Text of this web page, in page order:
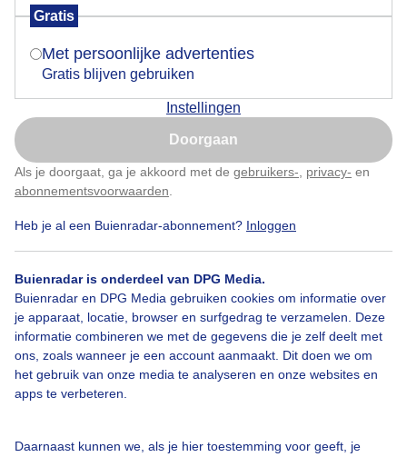
Gratis
Met persoonlijke advertenties
Gratis blijven gebruiken
Instellingen
Doorgaan
Als je doorgaat, ga je akkoord met de gebruikers- privacy- en
abonnementsvoorwaarden
Heb je al een Buienradar-abonnement? Inloggen
Buienradar is onderdeel van DPG Media.
Buienradar en DPG Media gebruiken cookies om informatie over
je apparaat, locatie, browser en surfgedrag te verzamelen. Deze
informatie combineren we met de gegevens die je zelf deelt met
ons, zoals wanneer je een account aanmaakt. Dit doen we om
het gebruik van onze media te analyseren en onze websites en
apps te verbeteren.
Daarnaast kunnen we, als je hier toestemming voor geeft, je
Vanmiddag Een super gezellige band in het park En
wat een heerlijk weer. Gr.
Door: Dilia van Zon Gemaakt: 14-09-2025, 46x bekeken
Parkconcert Bezoekers Park
Bekijk slideshow
Is goed, toon de popup
Nu niet, misschien later
Klik hierom dit aan te passen